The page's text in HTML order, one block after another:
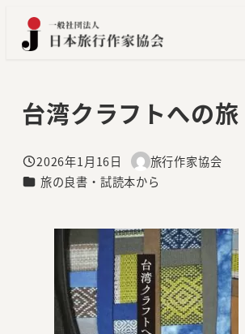
台湾クラフトへの旅
投稿日
2026年1月16日
著
者
旅行作家協会
カテゴリー
旅の良書・試読本から